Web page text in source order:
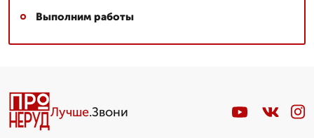
Выполним работы
Лучше.Звони